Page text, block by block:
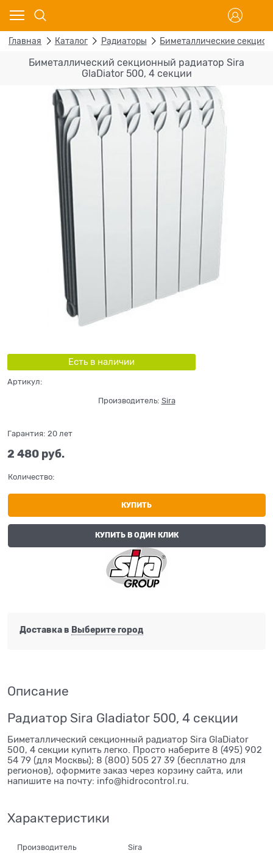
Главная Каталог Радиаторы Биметаллические
Биметаллический секционный радиатор Sira
GlaDiator 500, 4 секции
Есть в наличии
Артикул:
Производитель: Sira
Гарантия: 20 лет
2 480 руб.
Количество:
КУПИТЬ
КУПИТЬ В ОДИН КЛИК
Доставка в Выберите город
Описание
Радиатор Sira Gladiator 500, 4 секции
Биметаллический секционный радиатор Sira GlaDiator
500, 4 секции купить легко. Просто наберите 8 (495) 902
54 79 (для Москвы); 8 (800) 505 27 39 (бесплатно для
регионов), оформите заказ через корзину сайта, или
напишите на почту: info@hidrocontrol.ru.
Характеристики
Производитель Sira